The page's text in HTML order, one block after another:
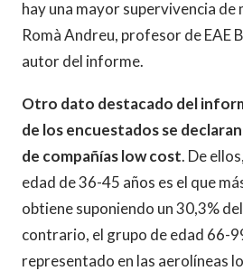
hay una mayor supervivencia de
Romà Andreu, profesor de EAE
autor del informe.
Otro dato destacado del
de los encuestados se
de compañías low cost. De
edad de 36-45 años es el que
obtiene suponiendo un 30,3%
contrario, el grupo de edad 66-
representado en las aerolíneas